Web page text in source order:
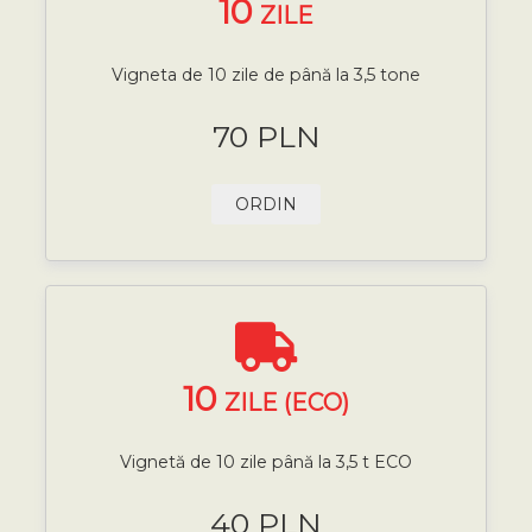
10 ZILE
Vigneta de 10 zile de până la 3,5 tone
70 PLN
ORDIN
10 ZILE (ECO)
Vignetă de 10 zile până la 3,5 t ECO
40 PLN